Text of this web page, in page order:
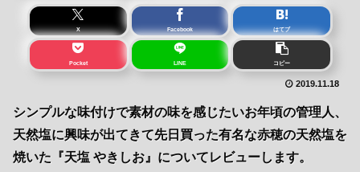
X Facebook はてブ
Pocket LINE コピー
2019.11.18
シンプルな味付けで素材の味を感じたいお年頃の管理人、
天然塩に興味が出てきて先日買った有名な赤穂の天然塩を
焼いた『天塩 やきしお』についてレビューします。